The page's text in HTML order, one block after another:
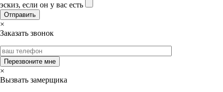
эскиз, если он у вас есть
×
Заказать звонок
×
Вызвать замерщика